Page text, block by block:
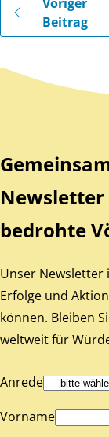
Beitrag
Zurück zum
Zurück zur
Newsletter
bedrohte
Unser
Erfolge und
können. Bleiben
weltweit für
Anrede
Vorname